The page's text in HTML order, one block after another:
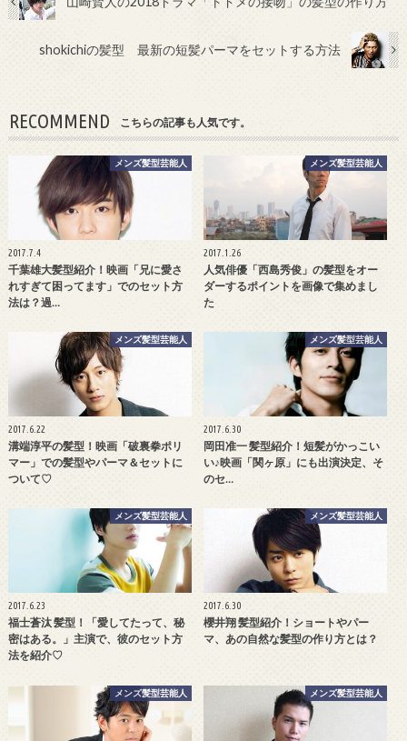
shokichiの髪型 最新の短髪パーマをセットする方法
RECOMMEND こちらの記事も人気です。
メンズ髪型芸能人
2017.7.4
千葉雄大髪型紹介！映画「兄に愛さ
れすぎて困ってます」でのセット方
法は？過…
メンズ髪型芸能人
2017.1.26
人気俳優「西島秀俊」の髪型をオー
ダーするポイントを画像で集めまし
た
メンズ髪型芸能人
2017.6.22
溝端淳平の髪型！映画「破裏拳ポリ
マー」での髪型やパーマ＆セットに
ついて♡
メンズ髪型芸能人
2017.6.30
岡田准一 髪型紹介！短髪がかっこい
い♪映画「関ヶ原」にも出演決定、そ
のセ…
メンズ髪型芸能人
2017.6.23
福士蒼汰 髪型！「愛してたって、秘
密はある。」主演で、彼のセット方
法を紹介♡
メンズ髪型芸能人
2017.6.30
櫻井翔 髪型紹介！ショートやパー
マ、あの自然な髪型の作り方とは？
メンズ髪型芸能人 メンズ髪型芸能人